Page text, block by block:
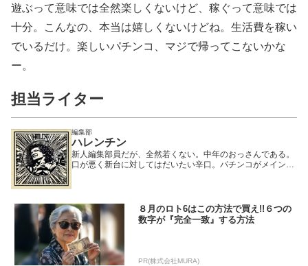
遊ぶって意味では全然楽しくないけど、稼ぐって意味では
十分。こんなの、本当は嬉しくないけどね。生活費を稼い
でいるだけ。楽しいパチンコ、マジで帰ってこないかな
ー。
担当ライター
編集部
ハレンチン
新人編集部員だが、全然若くない。中年のおっさんである。
口が悪く新台に対してはだいたい辛口。パチンコがメインで
８月のロト6はこの方法で買え!!６つの
数字が『完全一致』する方法
PR(株式会社MURA)